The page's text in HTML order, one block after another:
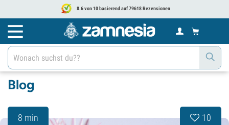
8.6 von 10 basierend auf 79618 Rezensionen
Blog
8 min 10